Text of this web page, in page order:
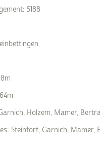
5188
Holzem, Mamer,
Steinfort, Garnich, Mamer,